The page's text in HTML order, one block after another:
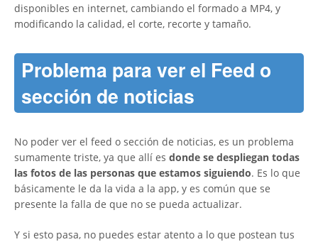
disponibles en internet, cambiando el formado a MP4, y
modificando la calidad, el corte, recorte y tamaño.
Problema para ver el Feed o
sección de noticias
No poder ver el feed o sección de noticias, es un problema
sumamente triste, ya que allí es donde se despliegan todas
las fotos de las personas que estamos siguiendo. Es lo que
básicamente le da la vida a la app, y es común que se
presente la falla de que no se pueda actualizar.
Y si esto pasa, no puedes estar atento a lo que postean tus